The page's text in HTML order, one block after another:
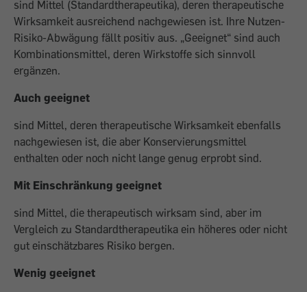
sind Mittel (Standardtherapeutika), deren therapeutische
Wirksamkeit ausreichend nachgewiesen ist. Ihre Nutzen-
Risiko-Abwägung fällt positiv aus. „Geeignet“ sind auch
Kombinationsmittel, deren Wirkstoffe sich sinnvoll
ergänzen.
Auch geeignet
sind Mittel, deren therapeutische Wirksamkeit ebenfalls
nachgewiesen ist, die aber Konservierungsmittel
enthalten oder noch nicht lange genug erprobt sind.
Mit Einschränkung geeignet
sind Mittel, die therapeutisch wirksam sind, aber im
Vergleich zu Standardtherapeutika ein höheres oder nicht
gut einschätzbares Risiko bergen.
Wenig geeignet